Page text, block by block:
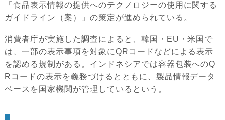
「食品表示情報の提供へのテクノロジーの使用に関する
ガイドライン（案）」の策定が進められている。
消費者庁が実施した調査によると、韓国・EU・米国で
は、一部の表示事項を対象にQRコードなどによる表示
を認める規制がある。インドネシアでは容器包装へのQ
Rコードの表示を義務づけるとともに、製品情報データ
ベースを国家機関が管理しているという。